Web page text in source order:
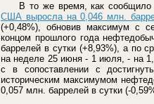
В то же время, как
США выросла на 0,046 млн.
(+0,48%), обновив максимум с
концом прошлого года
баррелей в сутки (+8,93%), а по
на неделе 25 июня - 1 июля, - на
с в сопоставлении с
историческим максимумом
0,057 млн. баррелей в сутки (-